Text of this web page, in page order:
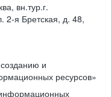
вн.тур.г.
2-я Бретская, д. 48,
и
ресурсов»